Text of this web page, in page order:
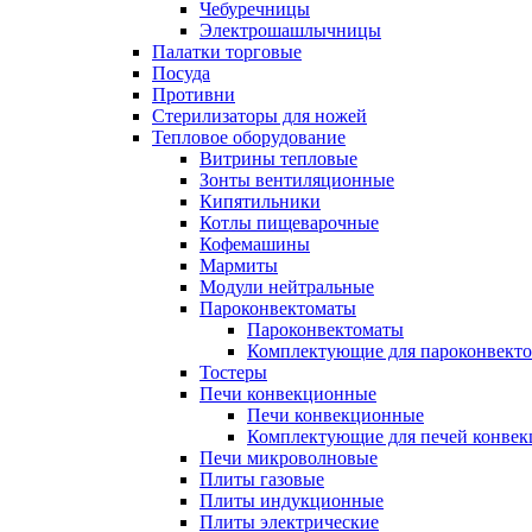
Чебуречницы
Электрошашлычницы
Палатки торговые
Посуда
Противни
Стерилизаторы для ножей
Тепловое оборудование
Витрины тепловые
Зонты вентиляционные
Кипятильники
Котлы пищеварочные
Кофемашины
Мармиты
Модули нейтральные
Пароконвектоматы
Пароконвектоматы
Комплектующие для
Тостеры
Печи конвекционные
Печи конвекционные
Комплектующие для печей
Печи микроволновые
Плиты газовые
Плиты индукционные
Плиты электрические